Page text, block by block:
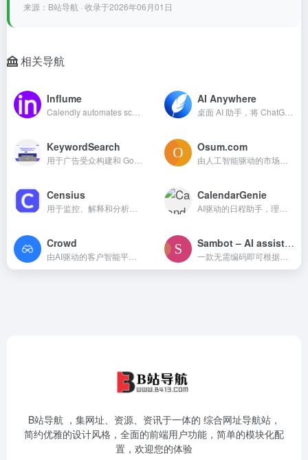
来源：B站导航 · 收录于2026年06月01日
相关导航
Influme AI Anywhere
KeywordSearch Osum.com
Censius CalendarGenie
Crowd Sambot – AI assistant for predictions
B站导航 ，集网址、资源、资讯于一体的 综合网址导航站，
简约优雅的设计风格，全面的前端用户功能，简单的模块化配
置，欢迎您的体验